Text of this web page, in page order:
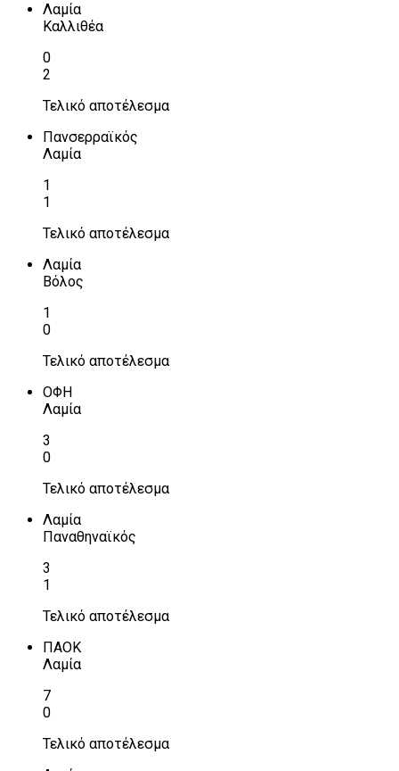
Λαμία
Καλλιθέα
0
2
Τελικό αποτέλεσμα
Πανσερραϊκός
Λαμία
1
1
Τελικό αποτέλεσμα
Λαμία
Βόλος
1
0
Τελικό αποτέλεσμα
ΟΦΗ
Λαμία
3
0
Τελικό αποτέλεσμα
Λαμία
Παναθηναϊκός
3
1
Τελικό αποτέλεσμα
ΠΑΟΚ
Λαμία
7
0
Τελικό αποτέλεσμα